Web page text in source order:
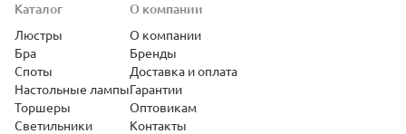
Каталог
Люстры
Бра
Споты
Настольные лампы
Торшеры
Светильники
О компании
О компании
Бренды
Доставка и оплата
Гарантии
Оптовикам
Контакты